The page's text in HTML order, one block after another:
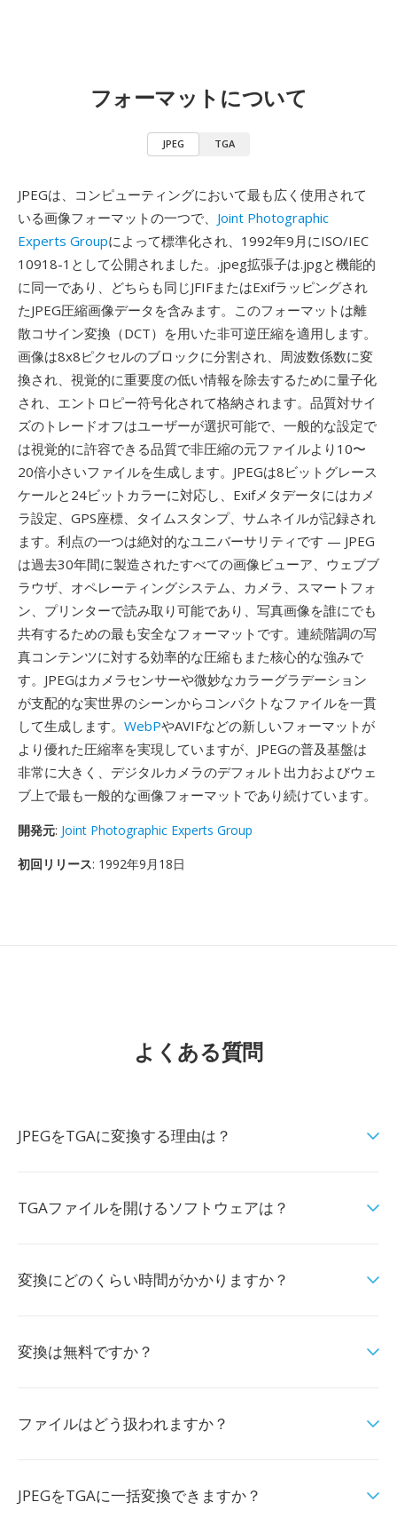
フォーマットについて
JPEG TGA
JPEGは、コンピューティングにおいて最も広く使用されて
いる画像フォーマットの一つで、 Joint Photographic
Experts Groupによって標準化され、1992年9月にISO/IEC
10918-1として公開されました。.jpeg拡張子は.jpgと機能的
に同一であり、どちらも同じJFIFまたはExifラッピングされ
たJPEG圧縮画像データを含みます。このフォーマットは離
散コサイン変換（DCT）を用いた非可逆圧縮を適用します。
画像は8x8ピクセルのブロックに分割され、周波数係数に変
換され、視覚的に重要度の低い情報を除去するために量子化
され、エントロピー符号化されて格納されます。品質対サイ
ズのトレードオフはユーザーが選択可能で、一般的な設定で
は視覚的に許容できる品質で非圧縮の元ファイルより10〜
20倍小さいファイルを生成します。JPEGは8ビットグレース
ケールと24ビットカラーに対応し、Exifメタデータにはカメ
ラ設定、GPS座標、タイムスタンプ、サムネイルが記録され
ます。利点の一つは絶対的なユニバーサリティです — JPEG
は過去30年間に製造されたすべての画像ビューア、ウェブブ
ラウザ、オペレーティングシステム、カメラ、スマートフォ
ン、プリンターで読み取り可能であり、写真画像を誰にでも
共有するための最も安全なフォーマットです。連続階調の写
真コンテンツに対する効率的な圧縮もまた核心的な強みで
す。JPEGはカメラセンサーや微妙なカラーグラデーション
が支配的な実世界のシーンからコンパクトなファイルを一貫
して生成します。 WebPやAVIFなどの新しいフォーマットが
より優れた圧縮率を実現していますが、JPEGの普及基盤は
非常に大きく、デジタルカメラのデフォルト出力およびウェ
ブ上で最も一般的な画像フォーマットであり続けています。
開発元: Joint Photographic Experts Group
初回リリース: 1992年9月18日
よくある質問
JPEGをTGAに変換する理由は？
TGAファイルを開けるソフトウェアは？
変換にどのくらい時間がかかりますか？
変換は無料ですか？
ファイルはどう扱われますか？
JPEGをTGAに一括変換できますか？